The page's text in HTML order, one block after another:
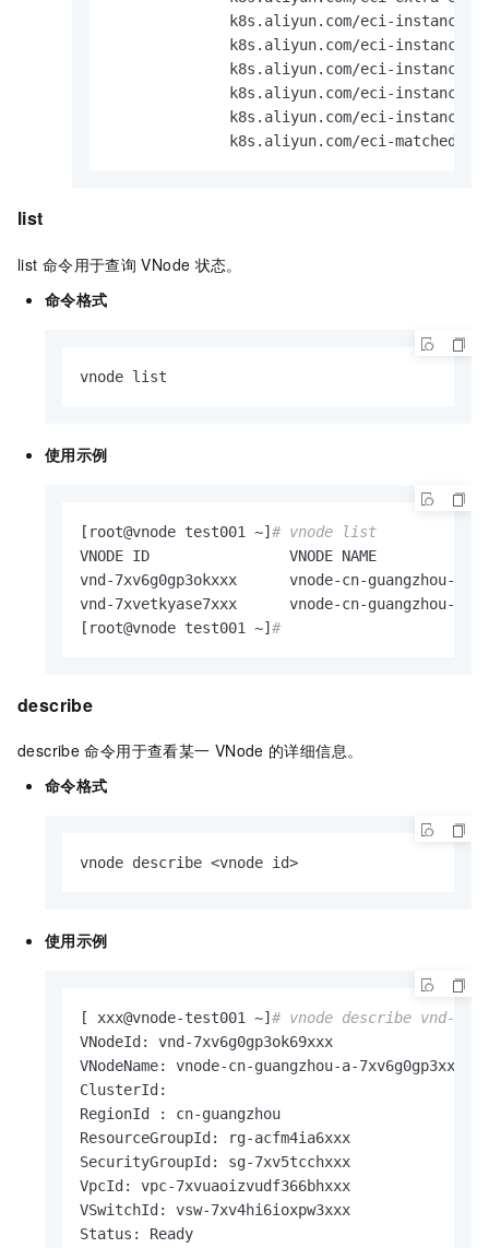
k8s.aliyun.com/eci-instance-
k8s.aliyun.com/eci-instance-
k8s.aliyun.com/eci-instance-
k8s.aliyun.com/eci-instance-
k8s.aliyun.com/eci-instance-
k8s.aliyun.com/eci-matched-
list
list 命令用于查询 VNode 状态。
命令格式
vnode list
使用示例
[root@vnode test001 ~]# vnode list
VNODE ID                VNODE NAME
vnd-7xv6g0gp3okxxx      vnode-cn-
vnd-7xvetkyase7xxx      vnode-cn-
[root@vnode test001 ~]#
describe
describe 命令用于查看某一 VNode 的详细信息。
命令格式
vnode describe <vnode id>
使用示例
[ xxx@vnode-test001 ~] # vnode describe vnd-
VNodeId: vnd-7xv6g0gp3ok69xxx
VNodeName: vnode-cn-guangzhou-a-7xv6g0gp3xxx
ClusterId:
RegionId : cn-guangzhou
ResourceGroupId: rg-acfm4ia6xxx
SecurityGroupId: sg-7xv5tcchxxx
VpcId: vpc-7xvuaoizvudf366bhxxx
VSwitchId: vsw-7xv4hi6ioxpw3xxx
Status: Ready